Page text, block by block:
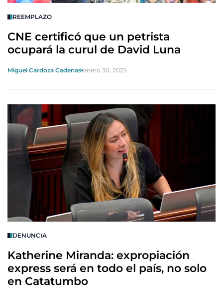
REEMPLAZO
CNE certificó que un petrista
ocupará la curul de David Luna
Miguel Cardoza Cadenas enero 30, 2025
DENUNCIA
Katherine Miranda: expropiación
express será en todo el país, no solo
en Catatumbo